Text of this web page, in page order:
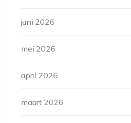
juni 2026
mei 2026
april 2026
maart 2026